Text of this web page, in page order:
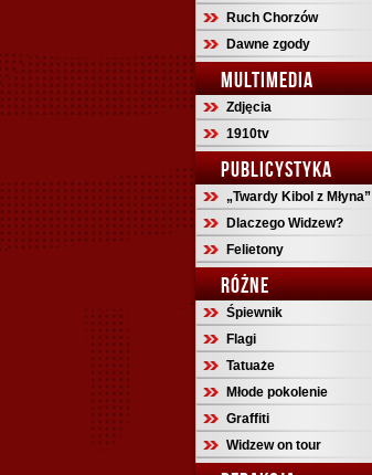
Ruch Chorzów
Dawne zgody
MULTIMEDIA
Zdjęcia
1910tv
PUBLICYSTYKA
„Twardy Kibol z Młyna”
Dlaczego Widzew?
Felietony
RÓŻNE
Śpiewnik
Flagi
Tatuaże
Młode pokolenie
Graffiti
Widzew on tour